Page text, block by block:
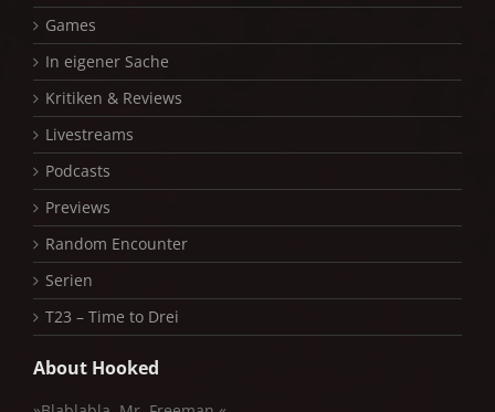
Games
In eigener Sache
Kritiken & Reviews
Livestreams
Podcasts
Previews
Random Encounter
Serien
T23 – Time to Drei
About Hooked